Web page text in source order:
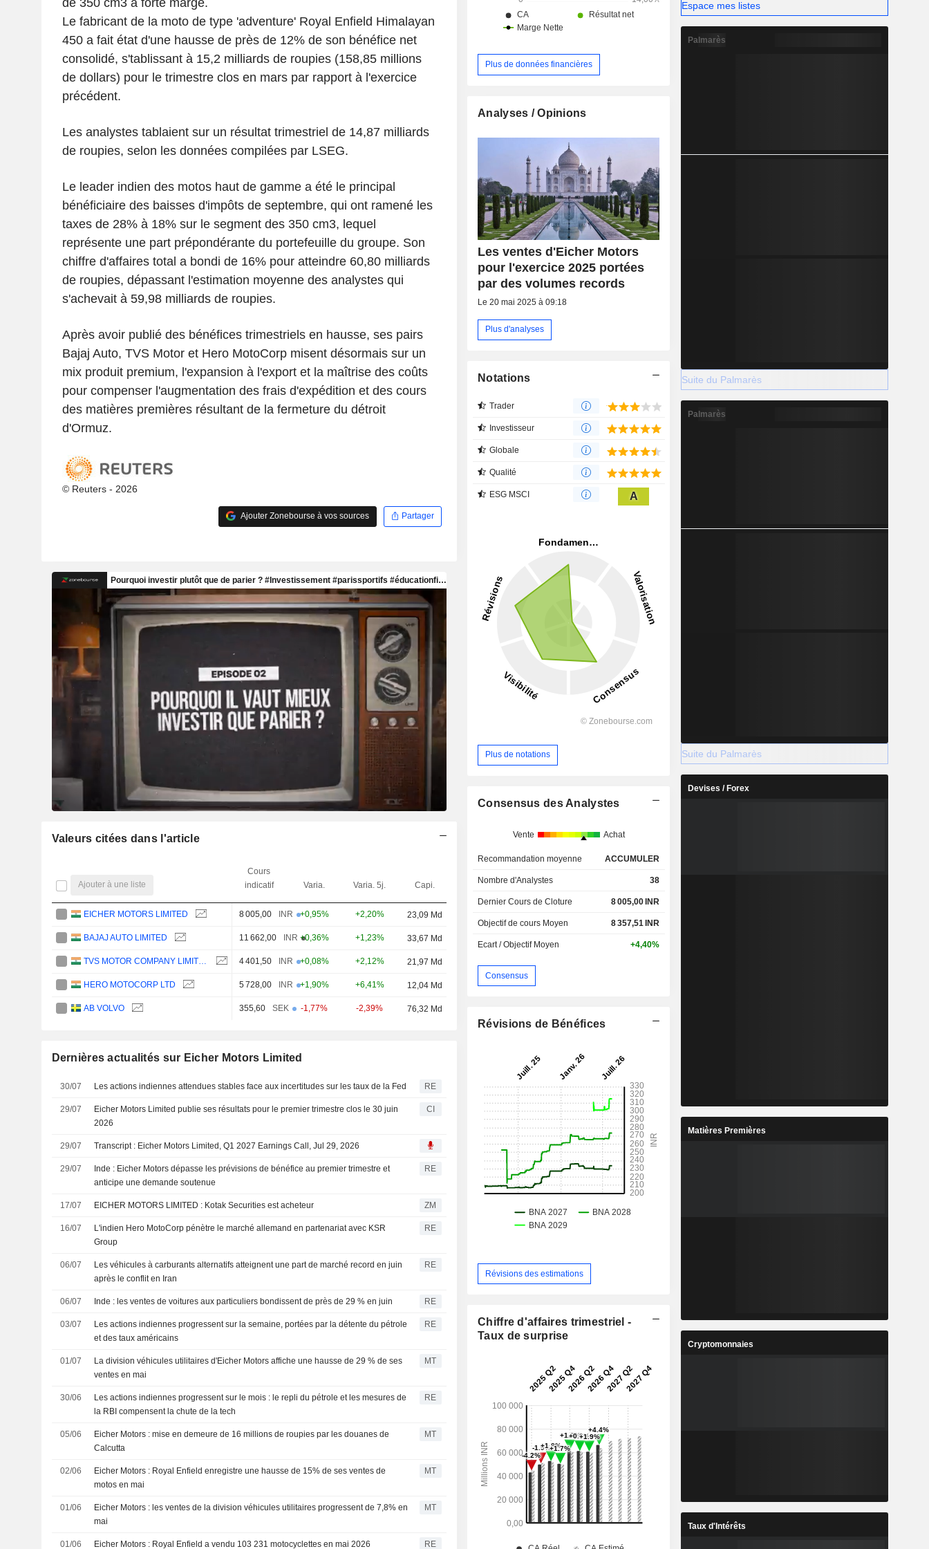
Le fabricant de la moto de type 'adventure' Royal Enfield Himalayan
450 a fait état d'une hausse de près de 12% de son bénéfice net
consolidé, s'tablissant à 15,2 milliards de roupies (158,85 millions
de dollars) pour le trimestre clos en mars par rapport à l'exercice
précédent.
Les analystes tablaient sur un résultat trimestriel de 14,87 milliards
de roupies, selon les données compilées par LSEG.
Le leader indien des motos haut de gamme a été le principal
bénéficiaire des baisses d'impôts de septembre, qui ont ramené les
taxes de 28% à 18% sur le segment des 350 cm3, lequel
représente une part prépondérante du portefeuille du groupe. Son
chiffre d'affaires total a bondi de 16% pour atteindre 60,80 milliards
de roupies, dépassant l'estimation moyenne des analystes qui
s'achevait à 59,98 milliards de roupies.
Après avoir publié des bénéfices trimestriels en hausse, ses pairs
Bajaj Auto, TVS Motor et Hero MotoCorp misent désormais sur un
mix produit premium, l'expansion à l'export et la maîtrise des coûts
pour compenser l'augmentation des frais d'expédition et des cours
des matières premières résultant de la fermeture du détroit
d'Ormuz.
© Reuters - 2026
Ajouter Zonebourse à vos sources Partager
Valeurs citées dans l'article
Ajouter à une liste
Cours
indicatif
Varia. Varia. 5j. Capi.
EICHER MOTORS LIMITED 8 005,00 INR +0,95% +2,20% 23,09 Md
BAJAJ AUTO LIMITED 11 662,00 INR +0,36% +1,23% 33,67 Md
4 401,50 INR +0,08% +2,12% 21,97 Md
HERO MOTOCORP LTD 5 728,00 INR +1,90% +6,41% 12,04 Md
AB VOLVO 355,60 SEK -1,77% -2,39% 76,32 Md
Dernières actualités sur Eicher Motors Limited
30/07 Les actions indiennes attendues stables face aux incertitudes sur les taux de la Fed RE
29/07
Eicher Motors Limited publie ses résultats pour le premier trimestre clos le 30 juin
2026
CI
29/07 Transcript : Eicher Motors Limited, Q1 2027 Earnings Call, Jul 29, 2026
29/07
Inde : Eicher Motors dépasse les prévisions de bénéfice au premier trimestre et
anticipe une demande soutenue
RE
17/07 EICHER MOTORS LIMITED : Kotak Securities est acheteur ZM
16/07
L'indien Hero MotoCorp pénètre le marché allemand en partenariat avec KSR
Group
RE
06/07
Les véhicules à carburants alternatifs atteignent une part de marché record en juin
après le conflit en Iran
RE
06/07 Inde : les ventes de voitures aux particuliers bondissent de près de 29 % en juin RE
03/07
Les actions indiennes progressent sur la semaine, portées par la détente du pétrole
et des taux américains
RE
01/07
La division véhicules utilitaires d'Eicher Motors affiche une hausse de 29 % de ses
ventes en mai
MT
30/06
Les actions indiennes progressent sur le mois : le repli du pétrole et les mesures de
la RBI compensent la chute de la tech
RE
05/06
Eicher Motors : mise en demeure de 16 millions de roupies par les douanes de
Calcutta
MT
02/06
Eicher Motors : Royal Enfield enregistre une hausse de 15% de ses ventes de
motos en mai
MT
01/06
Eicher Motors : les ventes de la division véhicules utilitaires progressent de 7,8% en
mai
MT
01/06 Eicher Motors : Royal Enfield a vendu 103 231 motocyclettes en mai 2026 RE
Plus de données financières
Analyses / Opinions
Les ventes d'Eicher Motors
pour l'exercice 2025 portées
par des volumes records
Le 20 mai 2025 à 09:18
Plus d'analyses
Notations
Trader
Investisseur
Globale
Qualité
ESG MSCI A
Plus de notations
Consensus des Analystes
Vente Achat
Recommandation moyenne ACCUMULER
Nombre d'Analystes 38
Dernier Cours de Cloture 8 005,00 INR
Objectif de cours Moyen 8 357,51 INR
Ecart / Objectif Moyen +4,40%
Consensus
Révisions de Bénéfices
Révisions des estimations
Chiffre d'affaires trimestriel -
Taux de surprise
Espace mes listes
Palmarès
Suite du Palmarès
Palmarès
Suite du Palmarès
Devises / Forex
Matières Premières
Cryptomonnaies
Taux d'Intérêts